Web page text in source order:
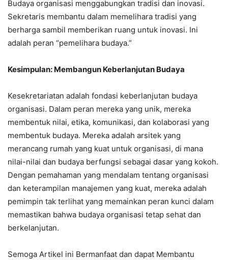
Budaya organisasi menggabungkan tradisi dan inovasi.
Sekretaris membantu dalam memelihara tradisi yang
berharga sambil memberikan ruang untuk inovasi. Ini
adalah peran “pemelihara budaya.”
Kesimpulan: Membangun Keberlanjutan Budaya
Kesekretariatan adalah fondasi keberlanjutan budaya
organisasi. Dalam peran mereka yang unik, mereka
membentuk nilai, etika, komunikasi, dan kolaborasi yang
membentuk budaya. Mereka adalah arsitek yang
merancang rumah yang kuat untuk organisasi, di mana
nilai-nilai dan budaya berfungsi sebagai dasar yang kokoh.
Dengan pemahaman yang mendalam tentang organisasi
dan keterampilan manajemen yang kuat, mereka adalah
pemimpin tak terlihat yang memainkan peran kunci dalam
memastikan bahwa budaya organisasi tetap sehat dan
berkelanjutan.
Semoga Artikel ini Bermanfaat dan dapat Membantu